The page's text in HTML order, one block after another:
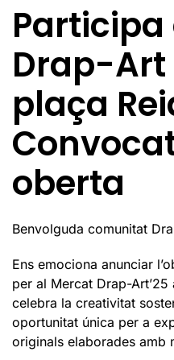
Drap-Art
plaça
oberta
Benvolguda comunitat
Ens emociona anunciar
per al Mercat Drap-
celebra la creativitat
oportunitat única per a
originals elaborades amb